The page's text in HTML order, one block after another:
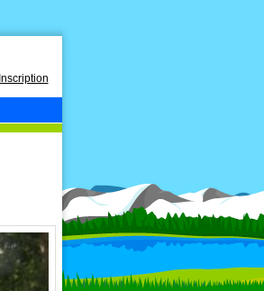
Inscription